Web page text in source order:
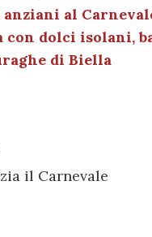
p
p
er m n
al
con dolci isolani,
di Biella
il Carnevale